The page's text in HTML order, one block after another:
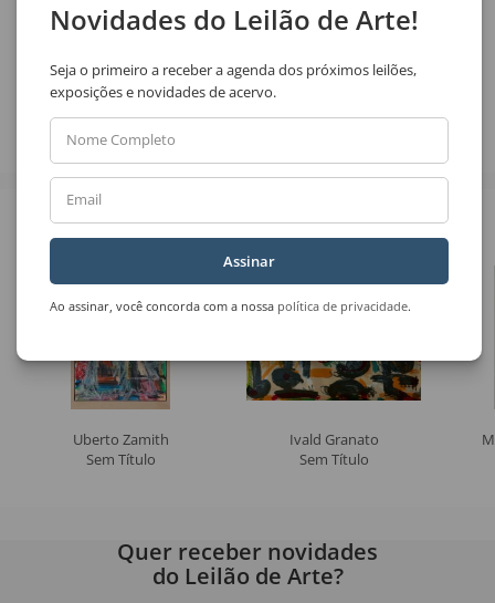
Compartilhar
Veja também
Uberto Zamith
Sem Título
Ivald Granato
Sem Título
Novidades do Leilão de Arte!
Seja o primeiro a receber a agenda dos próximos leilões,
exposições e novidades de acervo.
Nome Completo
Email
Assinar
Ao assinar, você concorda com a nossa política de privacidade.
Quer receber novidades
do Leilão de Arte?